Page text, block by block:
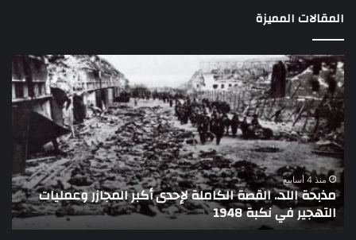
المقالات المميزة
اللواء
دكتور
راضي
عبدالمعطي
يكتب:
30
يونيو
3
يوليو..
منذ 4 أسابيع
اللواء دكتور راضي عبدالمعطي يكتب: 30 يونيو – 3 يوليو..
تاريخ لا يمحى من الذاكرة الوطنية المصرية